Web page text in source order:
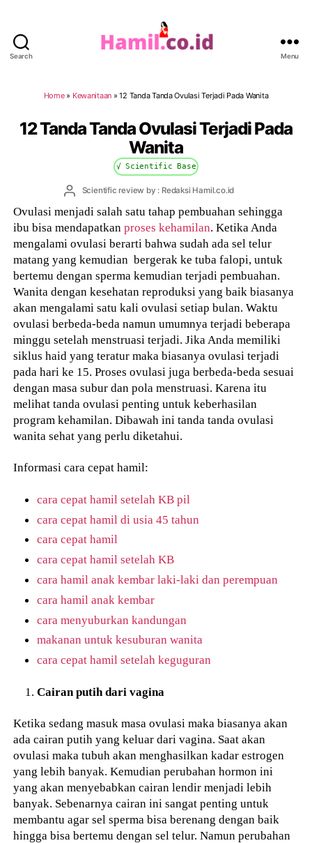
Search Menu
Home» Kewanitaan »12 Tanda Tanda Ovulasi Terjadi Pada Wanita
12 Tanda Tanda Ovulasi Terjadi Pada
Wanita
√ Scientific Base
PostScientific review by : Redaksi Hamil.co.id
Ovulasi menjadi salah satu tahap pembuahan sehingga
ibu bisa mendapatkanproses kehamilan. Ketika Anda
mengalami ovulasi berarti bahwa sudah ada sel telur
matang yang kemudian bergerak ke tuba falopi, untuk
bertemu dengan sperma kemudian terjadi pembuahan.
Wanita dengan kesehatan reproduksi yang baik biasanya
akan mengalami satu kali ovulasi setiap bulan. Waktu
ovulasi berbeda-beda namun umumnya terjadi beberapa
minggu setelah menstruasi terjadi. Jika Anda memiliki
siklus haid yang teratur maka biasanya ovulasi terjadi
pada hari ke 15. Proses ovulasi juga berbeda-beda sesuai
dengan masa subur dan pola menstruasi. Karena itu
melihat tanda ovulasi penting untuk keberhasilan
program kehamilan. Dibawah ini tanda tanda ovulasi
wanita sehat yang perlu diketahui.
Informasi cara cepat hamil:
cara cepat hamil setelah KB pil
cara cepat hamil di usia 45 tahun
cara cepat hamil
cara cepat hamil setelah KB
cara hamil anak kembar laki-laki dan perempuan
cara hamil anak kembar
cara menyuburkan kandungan
makanan untuk kesuburan wanita
cara cepat hamil setelah keguguran
Cairan putih dari vagina
Ketika sedang masuk masa ovulasi maka biasanya akan
ada cairan putih yang keluar dari vagina. Saat akan
ovulasi maka tubuh akan menghasilkan kadar estrogen
yang lebih banyak. Kemudian perubahan hormon ini
yang akan menyebabkan cairan lendir menjadi lebih
banyak. Sebenarnya cairan ini sangat penting untuk
membantu agar sel sperma bisa berenang dengan baik
hingga bisa bertemu dengan sel telur. Namun perubahan